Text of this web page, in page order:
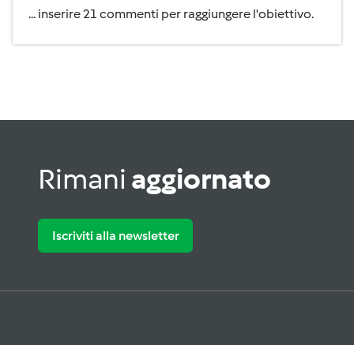
... inserire 21 commenti per raggiungere l'obiettivo.
Rimani aggiornato
Iscriviti alla newsletter